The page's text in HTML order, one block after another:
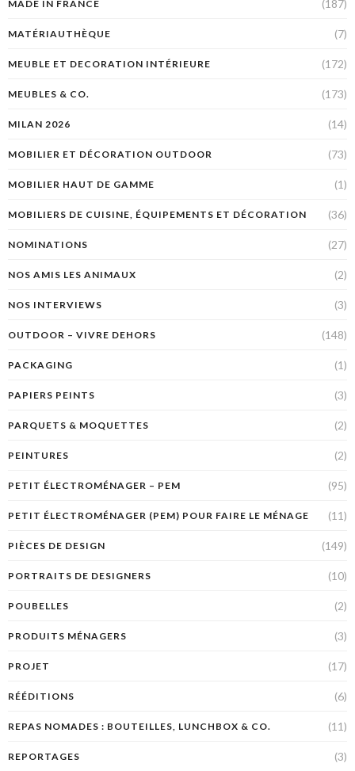
MADE IN FRANCE (187)
MATÉRIAUTHÈQUE (7)
MEUBLE ET DECORATION INTÉRIEURE (172)
MEUBLES & CO. (173)
MILAN 2026 (14)
MOBILIER ET DÉCORATION OUTDOOR (73)
MOBILIER HAUT DE GAMME (1)
MOBILIERS DE CUISINE, ÉQUIPEMENTS ET DÉCORATION (36)
NOMINATIONS (27)
NOS AMIS LES ANIMAUX (2)
NOS INTERVIEWS (3)
OUTDOOR – VIVRE DEHORS (148)
PACKAGING (1)
PAPIERS PEINTS (3)
PARQUETS & MOQUETTES (2)
PEINTURES (2)
PETIT ÉLECTROMÉNAGER – PEM (95)
PETIT ÉLECTROMÉNAGER (PEM) POUR FAIRE LE MÉNAGE (11)
PIÈCES DE DESIGN (149)
PORTRAITS DE DESIGNERS (10)
POUBELLES (2)
PRODUITS MÉNAGERS (3)
PROJET (17)
RÉÉDITIONS (6)
REPAS NOMADES : BOUTEILLES, LUNCHBOX & CO. (11)
REPORTAGES (3)